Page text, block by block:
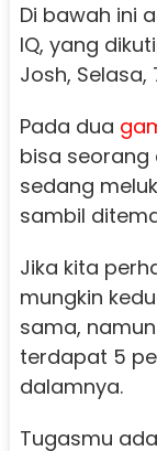
Di bawah ini
IQ, yang
Josh, Selasa,
Pada dua
bisa seorang
sedang
sambil
Jika kita
mungkin
sama,
terdapat 5
dalamnya.
Tugasmu